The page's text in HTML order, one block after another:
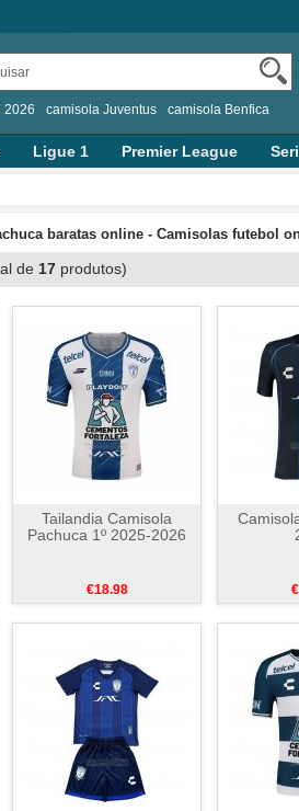
2026 camisola Juventus camisola Benfica
Ligue 1 Premier League
baratas online - Camisolas futebol
de 17 produtos)
Tailandia Camisola
Pachuca 1º 2025-2026
€18.98